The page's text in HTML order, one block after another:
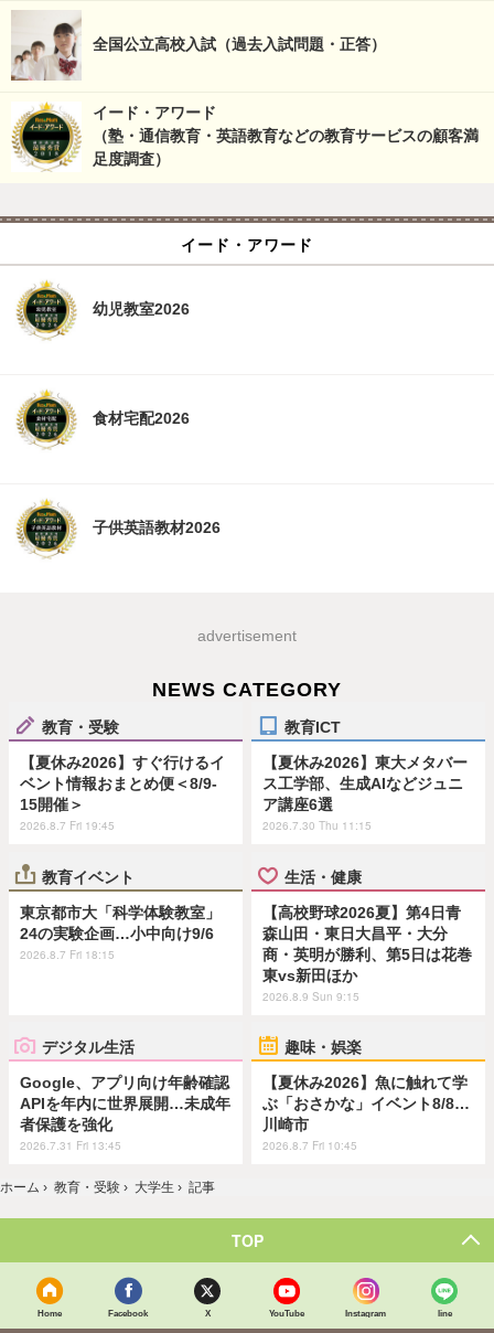
全国公立高校入試（過去入試問題・正答）
イード・アワード
（塾・通信教育・英語教育などの教育サービスの顧客満
足度調査）
イード・アワード
幼児教室2026
食材宅配2026
子供英語教材2026
advertisement
NEWS CATEGORY
教育・受験
【夏休み2026】すぐ行けるイ
ベント情報おまとめ便＜8/9-
15開催＞
2026.8.7 Fri 19:45
教育ICT
【夏休み2026】東大メタバー
ス工学部、生成AIなどジュニ
ア講座6選
2026.7.30 Thu 11:15
教育イベント
東京都市大「科学体験教室」
24の実験企画…小中向け9/6
2026.8.7 Fri 18:15
生活・健康
【高校野球2026夏】第4日青
森山田・東日大昌平・大分
商・英明が勝利、第5日は花巻
東vs新田ほか
2026.8.9 Sun 9:15
デジタル生活
Google、アプリ向け年齢確認
APIを年内に世界展開…未成年
者保護を強化
2026.7.31 Fri 13:45
趣味・娯楽
【夏休み2026】魚に触れて学
ぶ「おさかな」イベント8/8…
川崎市
2026.8.7 Fri 10:45
ホーム › 教育・受験 › 大学生 › 記事
TOP
Home Facebook X YouTube Instagram line